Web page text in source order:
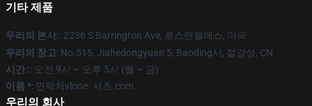
기타 제품
우리의 본사:: 2236 S Barrington Ave, 로스앤젤레스, 미국
우리의 창고: No.515, Jiahedongyuan 5, Baoding시, 절강성, CN
시간 :: 오전 9시 ~ 오후 5시 (월 ~ 금)
이름 *: 연락처vlone- 셔츠.com
우리의 회사